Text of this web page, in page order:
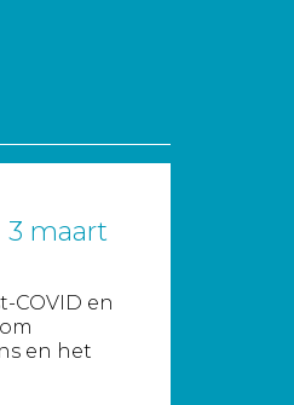
3 maart
COVID en
en het